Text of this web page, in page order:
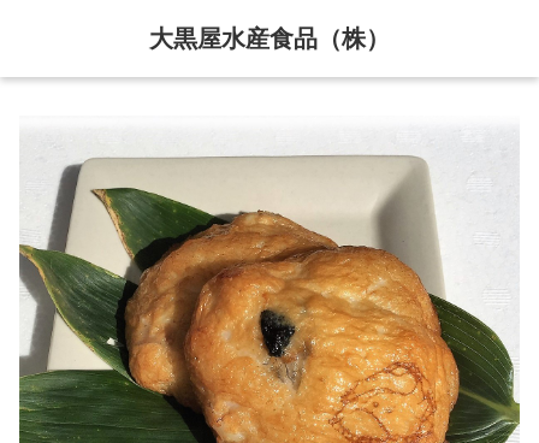
大黒屋水産食品（株）